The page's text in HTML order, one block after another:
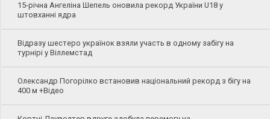
15-річна Ангеліна Шепель оновила рекорд України U18 у
штовханні ядра
Відразу шестеро українок взяли участь в одному забігу на
турнірі у Віллемстад
Олександр Погорілко встановив національний рекорд з бігу на
400 м +Відео